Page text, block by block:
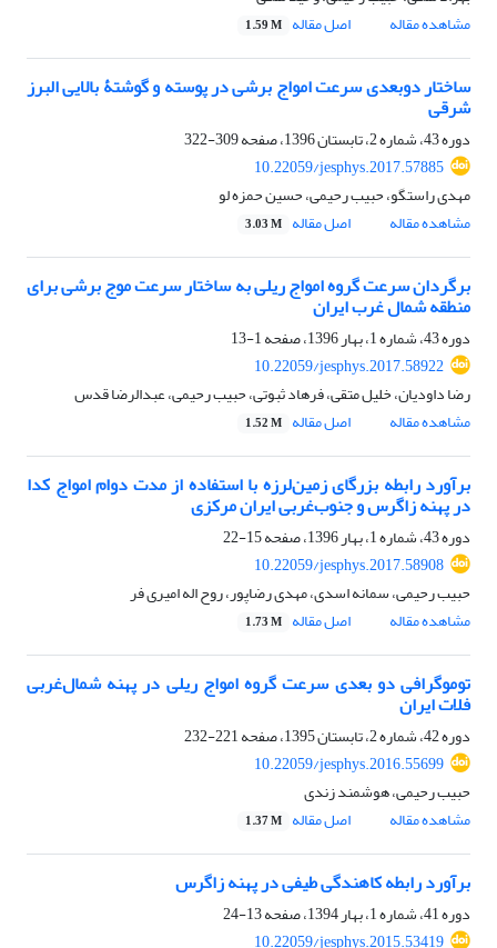
مشاهده مقاله
اصل مقاله 1.59 M
ساختار دوبعدی سرعت امواج برشی در پوسته و گوشتۀ بالایی البرز
شرقی
دوره 43، شماره 2، تابستان 1396، صفحه
309-322
10.22059/jesphys.2017.57885
مهدی راستگو، حبیب رحیمی، حسین حمزه لو
مشاهده مقاله
اصل مقاله 3.03 M
برگردان سرعت گروه امواج ریلی به ساختار سرعت موج برشی برای
منطقه شمال غرب ایران
دوره 43، شماره 1، بهار 1396، صفحه
1-13
10.22059/jesphys.2017.58922
رضا داودیان، خلیل متقی، فرهاد ثبوتی، حبیب رحیمی، عبدالرضا قدس
مشاهده مقاله
اصل مقاله 1.52 M
برآورد رابطه بزرگای زمین‌لرزه با استفاده از مدت دوام امواج کدا
در پهنه زاگرس و جنوب‌غربی ایران مرکزی
دوره 43، شماره 1، بهار 1396، صفحه
15-22
10.22059/jesphys.2017.58908
حبیب رحیمی، سمانه اسدی، مهدی رضاپور، روح اله امیری فر
مشاهده مقاله
اصل مقاله 1.73 M
توموگرافی دو بعدی سرعت گروه امواج ریلی در پهنه شمال‌غربی
فلات ایران
دوره 42، شماره 2، تابستان 1395، صفحه
221-232
10.22059/jesphys.2016.55699
حبیب رحیمی، هوشمند زندی
مشاهده مقاله
اصل مقاله 1.37 M
برآورد رابطه کاهندگی طیفی در پهنه زاگرس
دوره 41، شماره 1، بهار 1394، صفحه
13-24